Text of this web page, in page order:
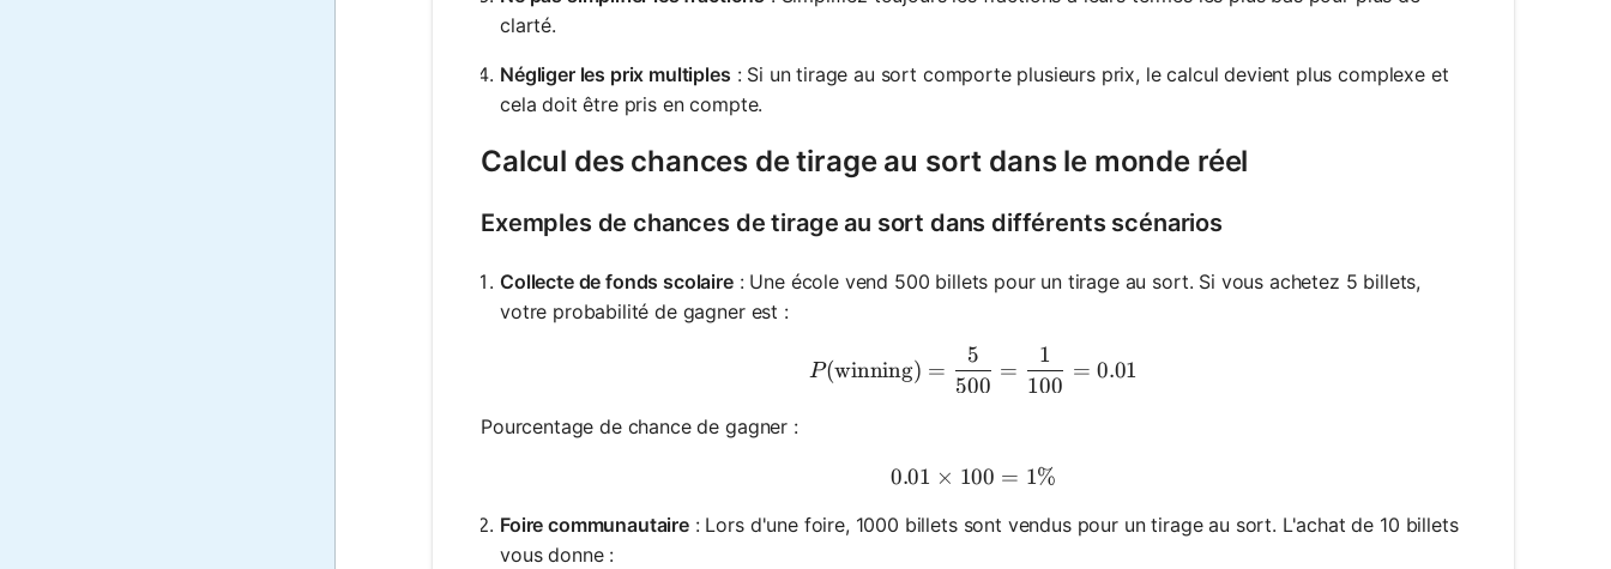
clarté.
Négliger les prix multiples : Si un tirage au sort comporte plusieurs prix, le calcul devient plus complexe et
cela doit être pris en compte.
Calcul des chances de tirage au sort dans le monde réel
Exemples de chances de tirage au sort dans différents scénarios
Collecte de fonds scolaire: Une école vend 500 billets pour un tirage au sort. Si vous achetez 5 billets,
votre probabilité de gagner est :
P(\text{winning}) = \frac{5}{500} = \frac{1}{100} = 0.01
P(winning) =
500
5
=
100
1
= 0.01
Pourcentage de chance de gagner :
0.01 \times 100 = 1\%
0.01 × 100 = 1%
Foire communautaire: Lors d'une foire, 1000 billets sont vendus pour un tirage au sort. L'achat de 10 billets
vous donne :